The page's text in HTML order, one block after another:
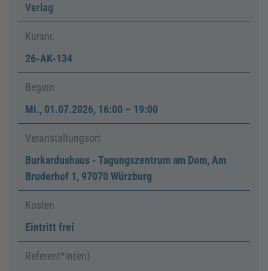
Verlag
Kursnr.
26-AK-134
Beginn
Mi., 01.07.2026, 16:00 – 19:00
Veranstaltungsort
Burkardushaus - Tagungszentrum am Dom, Am
Bruderhof 1, 97070 Würzburg
Kosten
Eintritt frei
Referent*in(en)